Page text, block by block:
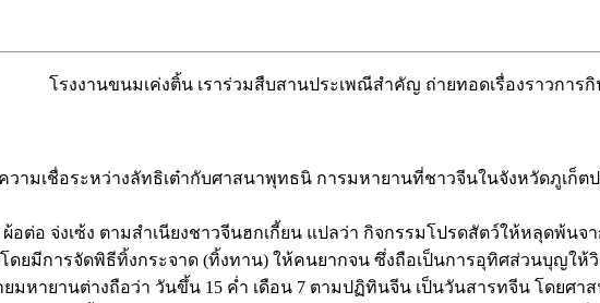
โรงงานขนมเค่งติ้น เราร่วมสืบสานประเพณีสำคัญ ถ่ายทอดเรื่องราวการ
ามเชื่อระหว่างลัทธิเต๋ากับศาสนาพุทธนิ การมหายานที่ชาวจีนในจังหวัดภูเก็
อต่อ จ่งเซ้ง ตามสำเนียงชาวจีนฮกเกี้ยน แปลว่า กิจกรรมโปรดสัตว์ให้หลุดพ้น
ยมีการจัดพิธีทิ้งกระจาด (ทิ้งทาน) ให้คนยากจน ซึ่งถือเป็นการอุทิศส่วนบุญใ
หายานต่างถือว่า วันขึ้น 15 ค่ำ เดือน 7 ตามปฏิทินจีน เป็นวันสารทจีน โดยศาส